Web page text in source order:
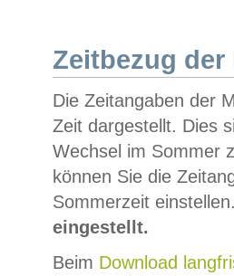
Zeitbezug der
Die Zeitangaben der
Zeit dargestellt. Dies
Wechsel im Sommer
können Sie die
Sommerzeit
eingestellt.
Beim Download